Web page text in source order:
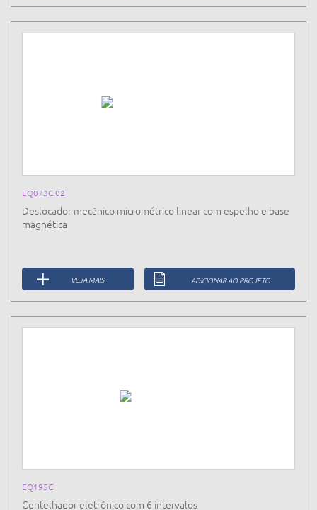
EQ073C.02
Deslocador mecânico micrométrico linear com espelho e base
magnética
VEJA MAIS ADICIONAR AO PROJETO
EQ195C
Centelhador eletrônico com 6 intervalos